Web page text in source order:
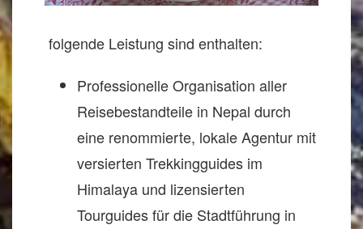
folgende Leistung sind enthalten:
Professionelle Organisation aller
Reisebestandteile in Nepal durch
eine renommierte, lokale Agentur mit
versierten Trekkingguides im
Himalaya und lizensierten
Tourguides für die Stadtführung in